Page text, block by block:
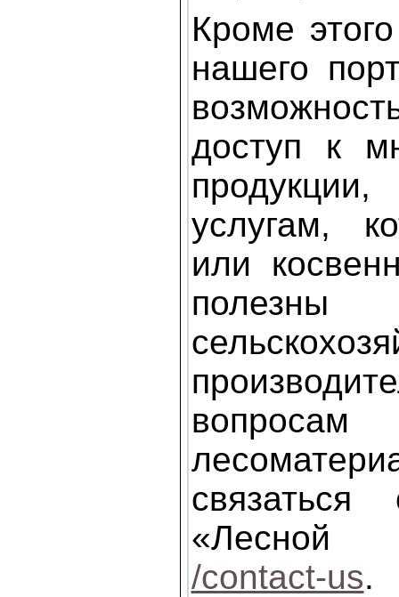
Кроме
нашего
доступ к
услугам,
или
полезны
вопросам
/contact-us.